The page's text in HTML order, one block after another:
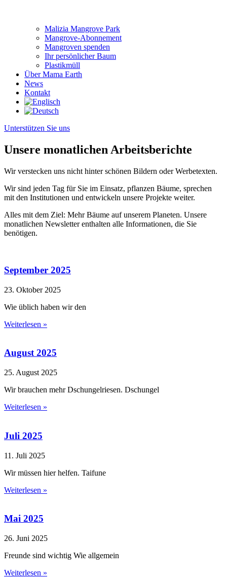
Malizia Mangrove Park
Mangrove-Abonnement
Mangroven spenden
Ihr persönlicher Baum
Plastikmüll
Über Mama Earth
News
Kontakt
Unterstützen Sie uns
Unsere monatlichen Arbeitsberichte
Wir verstecken uns nicht hinter schönen Bildern oder Werbetexten.
Wir sind jeden Tag für Sie im Einsatz, pflanzen Bäume, sprechen
mit den Institutionen und entwickeln unsere Projekte weiter.
Alles mit dem Ziel: Mehr Bäume auf unserem Planeten. Unsere
monatlichen Newsletter enthalten alle Informationen, die Sie
benötigen.
September 2025
23. Oktober 2025
Wie üblich haben wir den
Weiterlesen »
August 2025
25. August 2025
Wir brauchen mehr Dschungelriesen. Dschungel
Weiterlesen »
Juli 2025
11. Juli 2025
Wir müssen hier helfen. Taifune
Weiterlesen »
Mai 2025
26. Juni 2025
Freunde sind wichtig Wie allgemein
Weiterlesen »